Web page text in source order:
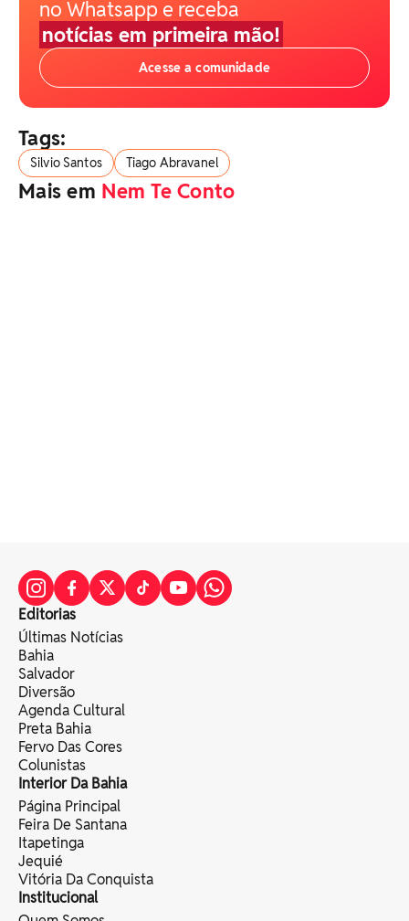
no Whatsapp e receba
notícias em primeira mão!
Acesse a comunidade
Tags:
Silvio Santos Tiago Abravanel
Mais em Nem Te Conto
Editorias
Últimas Notícias
Bahia
Salvador
Diversão
Agenda Cultural
Preta Bahia
Fervo Das Cores
Colunistas
Interior Da Bahia
Página Principal
Feira De Santana
Itapetinga
Jequié
Vitória Da Conquista
Institucional